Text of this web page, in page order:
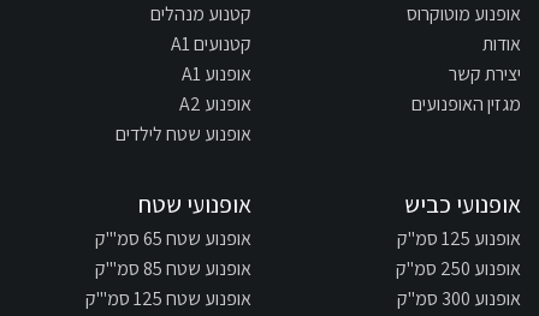
אופנוע מוטוקרוס
אודות
יצירת קשר
מגזין האופנועים
קטנוע מנהלים
קטנועים A1
אופנוע A1
אופנוע A2
אופנוע שטח לילדים
אופנועי כביש
אופנוע 125 סמ"ק
אופנוע 250 סמ"ק
אופנוע 300 סמ"ק
אופנועי שטח
אופנוע שטח 65 סמ"'ק
אופנוע שטח 85 סמ"'ק
אופנוע שטח 125 סמ"'ק